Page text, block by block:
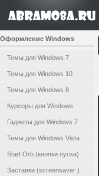
Оформление Windows
Темы для Windows 7
Темы для Windows 10
Темы для Windows 8
Курсоры для Windows
Гаджеты для Windows 7
Темы для Windows Vista
Start Orb (кнопки пуска)
Заставки (screensaver )